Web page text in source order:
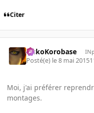
Citer
SiskoKorobase
Posté(e) le 8 mai 2015
Moi, j'ai préférer
montages.